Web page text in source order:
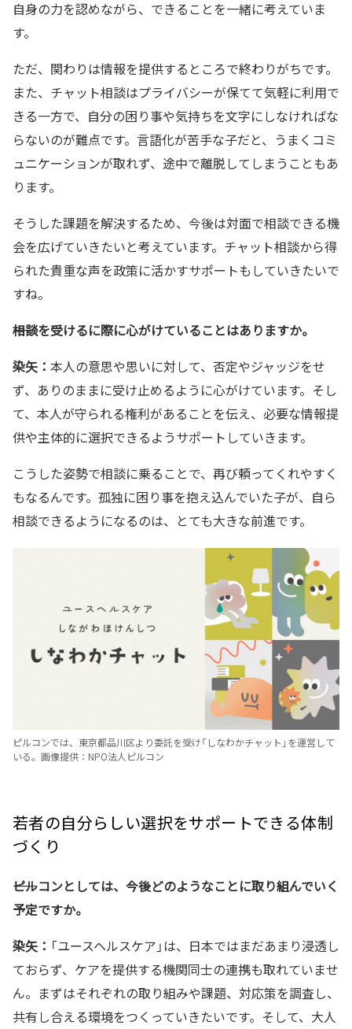
自身の力を認めながら、できることを一緒に考えていま
す。
ただ、関わりは情報を提供するところで終わりがちです。
また、チャット相談はプライバシーが保てて気軽に利用で
きる一方で、自分の困り事や気持ちを文字にしなければな
らないのが難点です。言語化が苦手な子だと、うまくコミ
ュニケーションが取れず、途中で離脱してしまうこともあ
ります。
そうした課題を解決するため、今後は対面で相談できる機
会を広げていきたいと考えています。チャット相談から得
られた貴重な声を政策に活かすサポートもしていきたいで
すね。
――相談を受けるに際に心がけていることはありますか。
染矢： 本人の意思や思いに対して、否定やジャッジをせ
ず、ありのままに受け止めるように心がけています。そし
て、本人が守られる権利があることを伝え、必要な情報提
供や主体的に選択できるようサポートしていきます。
こうした姿勢で相談に乗ることで、再び頼ってくれやすく
もなるんです。孤独に困り事を抱え込んでいた子が、自ら
相談できるようになるのは、とても大きな前進です。
ピルコンでは、東京都品川区より委託を受け「しなわかチャット」を運営して
いる。画像提供：NPO法人ピルコン
若者の自分らしい選択をサポートできる体制
づくり
――ピルコンとしては、今後どのようなことに取り組んでいく
予定ですか。
染矢： 「ユースヘルスケア」は、日本ではまだあまり浸透し
ておらず、ケアを提供する機関同士の連携も取れていませ
ん。まずはそれぞれの取り組みや課題、対応策を調査し、
共有し合える環境をつくっていきたいです。そして、大人